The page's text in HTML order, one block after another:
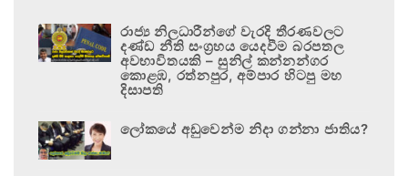
රාජ්‍ය නිලධාරීන්ගේ වැරදි තීරණවලට
දණ්ඩ නීති සංග්‍රහය යෙදවීම බරපතල
අවභාවිතයකි – සුනිල් කන්නන්ගර
කොළඹ, රත්නපුර, අම්පාර හිටපු මහ
දිසාපති
ලෝකයේ අඩුවෙන්ම නිදා ගන්නා ජාතිය?